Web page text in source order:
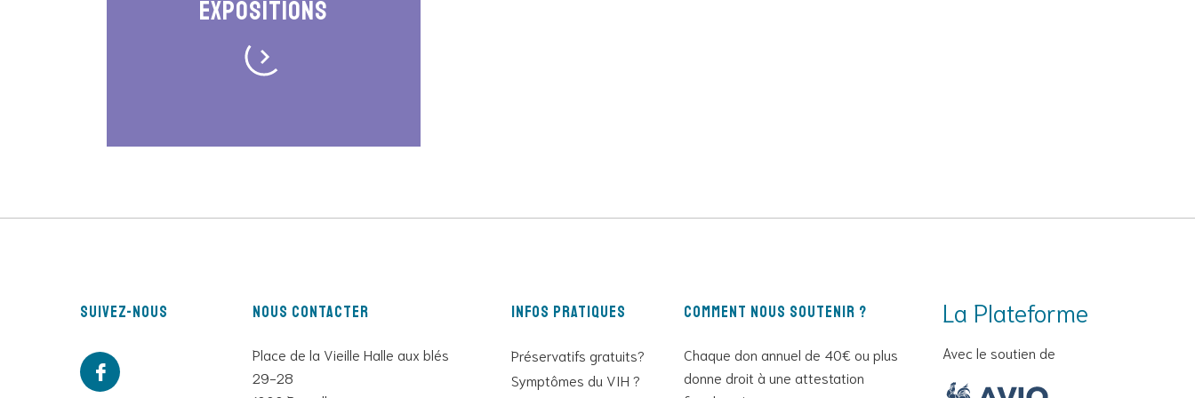
Expositions
Suivez-nous Nous contacter
Place de la Vieille Halle aux blés
29-28
Infos pratiques
Préservatifs gratuits?
Symptômes du VIH ?
Comment nous soutenir ?
Chaque don annuel de 40€ ou plus
donne droit à une attestation
La Plateforme
Avec le soutien de